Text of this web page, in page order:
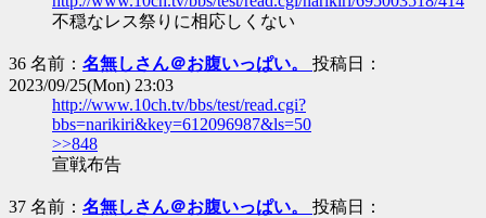
不穏なレス祭りに相応しくない
36 名前： 名無しさん＠お腹いっぱい。 投稿日：
2023/09/25(Mon) 23:03
http://www.10ch.tv/bbs/test/read.cgi?
bbs=narikiri&key=612096987&ls=50
>>848
宣戦布告
37 名前： 名無しさん＠お腹いっぱい。 投稿日：